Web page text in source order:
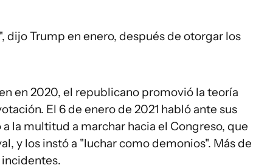
dijo Trump en enero, después de otorgar los
en 2020, el republicano promovió la teoría
El 6 de enero de 2021 habló ante sus
la multitud a marchar hacia el Congreso, que
y los instó a "luchar como demonios". Más de